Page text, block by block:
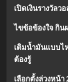
เปิดเงินรางวัลว
ไขข้อข้องใจ กิน
เติมน้ำมันแบบไ
ต้องรู้
เลือกตั้งล่วงหน้